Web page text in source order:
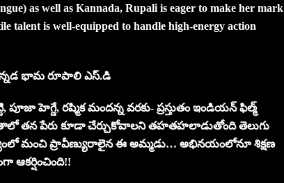
as well as Kannada, Rupali is eager to make her mark
talent is well-equipped to handle high-energy action
భామ రూపాలి ఎస్.డి
హెగ్డే, రష్మిక మందన్న వరకు- ప్రస్తుతం ఇండియన్ ఫిల్మ్
తన పేరు కూడా చేర్చుకోవాలని తహతహలాడుతోంది తెలుగు
మంచి ప్రావీణ్యురాలైన ఈ అమ్మడు… అభినయంలోనూ శిక్షణ
ఆకర్షించింది!!